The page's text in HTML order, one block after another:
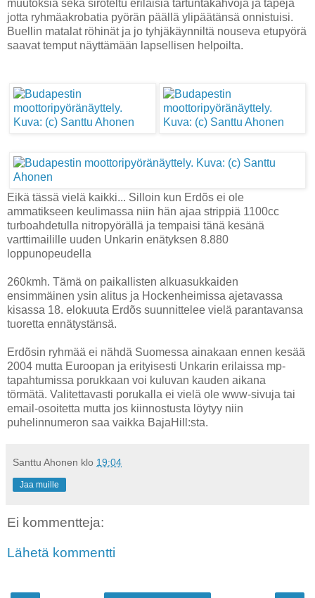
muutoksia sekä siroteltu erilaisia tartuntakahvoja ja tapeja
jotta ryhmäakrobatia pyörän päällä ylipäätänsä onnistuisi.
Buellin matalat röhinät ja jo tyhjäkäynniltä nouseva etupyörä
saavat temput näyttämään lapsellisen helpoilta.
Eikä tässä vielä kaikki... Silloin kun Erdõs ei ole
ammatikseen keulimassa niin hän ajaa strippiä 1100cc
turboahdetulla nitropyörällä ja tempaisi tänä kesänä
varttimailille uuden Unkarin enätyksen 8.880
loppunopeudella
260kmh. Tämä on paikallisten alkuasukkaiden
ensimmäinen ysin alitus ja Hockenheimissa ajetavassa
kisassa 18. elokuuta Erdõs suunnittelee vielä parantavansa
tuoretta ennätystänsä.
Erdõsin ryhmää ei nähdä Suomessa ainakaan ennen kesää
2004 mutta Euroopan ja erityisesti Unkarin erilaissa mp-
tapahtumissa porukkaan voi kuluvan kauden aikana
törmätä. Valitettavasti porukalla ei vielä ole www-sivuja tai
email-osoitetta mutta jos kiinnostusta löytyy niin
puhelinnumeron saa vaikka BajaHill:sta.
Santtu Ahonen klo 19:04
Jaa muille
Ei kommentteja:
Lähetä kommentti